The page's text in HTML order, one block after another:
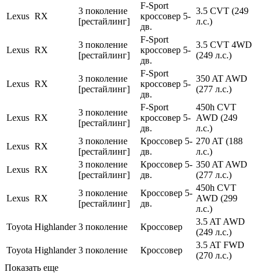
Lexus RX
3 поколение
[рестайлинг]
F-Sport
кроссовер 5-
дв.
3.5 CVT (249
л.с.)
Lexus RX
3 поколение
[рестайлинг]
F-Sport
кроссовер 5-
дв.
3.5 CVT 4WD
(249 л.с.)
Lexus RX
3 поколение
[рестайлинг]
F-Sport
кроссовер 5-
дв.
350 AT AWD
(277 л.с.)
Lexus RX
3 поколение
[рестайлинг]
F-Sport
кроссовер 5-
дв.
450h CVT
AWD (249
л.с.)
Lexus RX
3 поколение
[рестайлинг]
Кроссовер 5-
дв.
270 AT (188
л.с.)
Lexus RX
3 поколение
[рестайлинг]
Кроссовер 5-
дв.
350 AT AWD
(277 л.с.)
Lexus RX
3 поколение
[рестайлинг]
Кроссовер 5-
дв.
450h CVT
AWD (299
л.с.)
Toyota Highlander 3 поколение Кроссовер
3.5 AT AWD
(249 л.с.)
Toyota Highlander 3 поколение Кроссовер
3.5 AT FWD
(270 л.с.)
Показать еще